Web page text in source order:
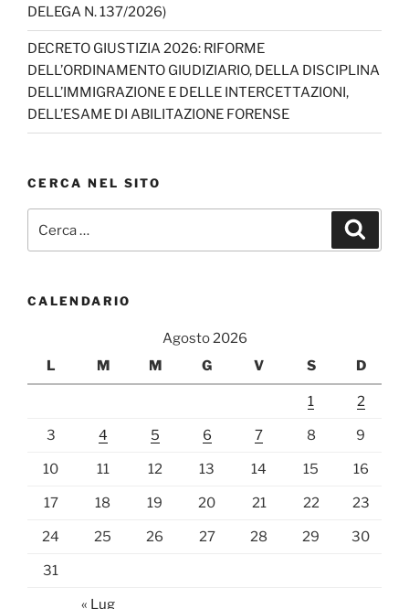
DELEGA N. 137/2026)
DECRETO GIUSTIZIA 2026: RIFORME
DELL’ORDINAMENTO GIUDIZIARIO, DELLA DISCIPLINA
DELL’IMMIGRAZIONE E DELLE INTERCETTAZIONI,
DELL’ESAME DI ABILITAZIONE FORENSE
CERCA NEL SITO
CALENDARIO
Agosto 2026
L
M M G V S D
1 2
3 4 5 6 7 8 9
10 11 12 13 14 15 16
17 18 19 20 21 22 23
24 25 26 27 28 29 30
31
« Lug